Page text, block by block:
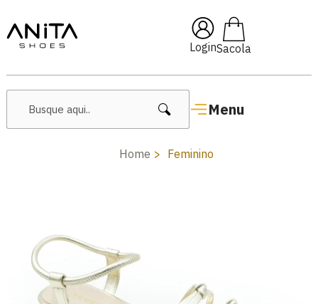
Login
Menu
🔥 Lançamentos Femininos
Home Feminino